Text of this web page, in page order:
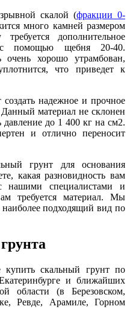
скалой (фракции 0-
много камней размером
дополнительное
с помощью щебня 20-40.
очень хорошо утрамбован,
что приведет к
создать надежное и прочное
материал не склонен
до 1 400 кг на см2.
и отлично переносит
грунт для основания
какая разновидность вам
с нашими специалистами и
требуется материал. Мы
подходящий вид по
скальный грунт по
и ближайших
области (в Березовском,
Ревде, Арамиле, Горном